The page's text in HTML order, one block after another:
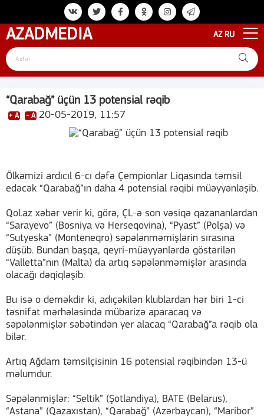
AZADMEDIA AZ RU
“Qarabağ” üçün 13 potensial rəqib
+ A - A 20-05-2019, 11:57
Ölkəmizi ardıcıl 6-cı dəfə Çempionlar Liqasında təmsil
edəcək “Qarabağ”ın daha 4 potensial rəqibi müəyyənləşib.
Qol.az xəbər verir ki, görə, ÇL-ə son vəsiqə qazananlardan
“Sarayevo” (Bosniya və Herseqovina), “Pyast” (Polşa) və
“Sutyeska” (Monteneqro) səpələnməmişlərin sırasına
düşüb. Bundan başqa, qeyri-müəyyənlərdə göstərilən
“Valletta”nın (Malta) da artıq səpələnməmişlər arasında
olacağı dəqiqləşib.
Bu isə o deməkdir ki, adıçəkilən klublardan hər biri 1-ci
təsnifat mərhələsində mübarizə aparacaq və
səpələnmişlər səbətindən yer alacaq “Qarabağ”a rəqib ola
bilər.
Artıq Ağdam təmsilçisinin 16 potensial rəqibindən 13-ü
məlumdur.
Səpələnmişlər: “Seltik” (Şotlandiya), BATE (Belarus),
“Astana” (Qazaxıstan), “Qarabağ” (Azərbaycan), “Maribor”